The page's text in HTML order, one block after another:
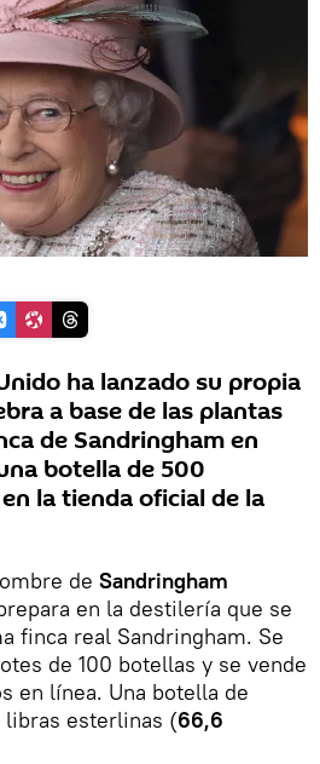
ha lanzado su propia
a base de las plantas
de Sandringham en
botella de 500
la tienda oficial de la
de Sandringham
en la destilería que se
finca real Sandringham. Se
de 100 botellas y se vende
en línea. Una botella de
esterlinas (66,6